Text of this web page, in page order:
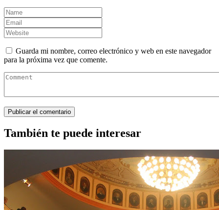
Guarda mi nombre, correo electrónico y web en este navegador
para la próxima vez que comente.
También te puede interesar